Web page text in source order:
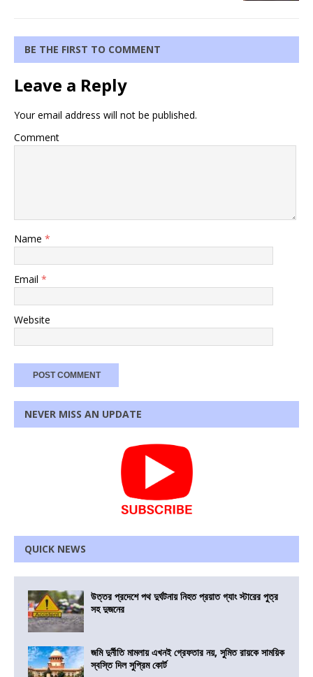
BE THE FIRST TO COMMENT
Leave a Reply
Your email address will not be published.
Comment
Name *
Email *
Website
NEVER MISS AN UPDATE
QUICK NEWS
উত্তর প্রদেশে পথ দুর্ঘটনায় নিহত প্রয়াত গ্যাং স্টারের পুত্র
সহ দুজনের
জমি দুর্নীতি মামলায় এখনই গ্রেফতার নয়, সুমিত রায়কে সাময়িক
স্বস্তি দিল সুপ্রিম কোর্ট